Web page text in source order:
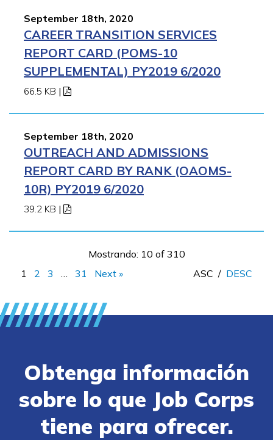
September 18th, 2020
CAREER TRANSITION SERVICES
REPORT CARD (POMS-10
SUPPLEMENTAL) PY2019 6/2020
66.5 KB |
September 18th, 2020
OUTREACH AND ADMISSIONS
REPORT CARD BY RANK (OAOMS-
10R) PY2019 6/2020
39.2 KB |
Mostrando: 10 of 310
1
2 3 31 Next » ASC / DESC
Obtenga información
sobre lo que Job Corps
tiene para ofrecer.